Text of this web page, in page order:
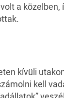
a
kívüli
kell